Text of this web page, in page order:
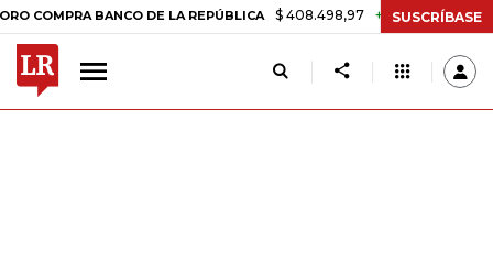
BANCO DE LA REPÚBLICA $ 408.498,97 +$ 8.753,81 +2,19%
SUSCRÍBASE